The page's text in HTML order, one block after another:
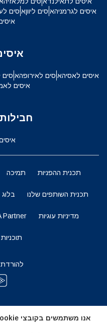
איסים לגרמניהאיסים ליווןאיסים
איסים לאסיהאיסים לאירופה
איסים
תכנית ההפניות תמיכה
תכנית השותפים שלנו בלוג
מדיניות עוגיות Partner